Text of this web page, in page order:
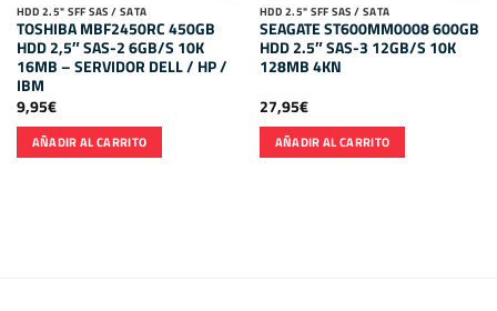
HDD 2.5" SFF SAS / SATA
TOSHIBA MBF2450RC 450GB
HDD 2,5″ SAS-2 6GB/S 10K
16MB – SERVIDOR DELL / HP /
IBM
9,95€
AÑADIR AL CARRITO
HDD 2.5" SFF SAS / SATA
SEAGATE ST600MM0008 600GB
HDD 2.5″ SAS-3 12GB/S 10K
128MB 4KN
27,95€
AÑADIR AL CARRITO